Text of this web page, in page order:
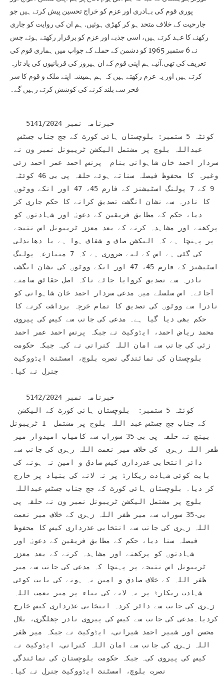
پوری قوم کی بہادری اور عزم کو خراج تحسین پیش کرتے ہیں جو
جارحیت کے خلاف متحد ہو کر کھڑی ہوئیں. ہم ان کی روایت کو جاری
رکھنے کا عہد کرتے ہیں، اسی جذبے اور عزم کو برقرار رکھتے ہوئے جس
نے 6 ستمبر 1965 کو دشمن کے حملے کے جواب میں ہماری قوم کی
تعریف کی تھی.آئیے ہم اپنی قوم کے ان ہیروز کی قربانیوں کی یاد تازہ
کرتے ہیں اور یہ عزم رکھتے ہیں کہ ہم ہمیشہ اپنے ملک و قوم کا سر
فخر سے بلند کرنے کی کوشش کرتے رہیں گے۔
سردار احمد خان شاہوانی بنام  پرنس احمد عمر احمد زئی
پر پہنچا ہے کہ الیکشن صاف و شفاف ہوا ہے یا دھاندلی
کی گئی ہے اس کے لیے ضروری ہے کہ 7 متنازعہ پولنگ
جنرل نے کیا۔
ٹریبونل I کے جناب جج جسٹس عبد اللہ بلوچ پر مشتمل
دائر انتخابی عذرداری کیس صادق و امین نہ ہونے کی
بلوچ پر مشتمل الیکشن ٹریبونل نمبر ون نے حلقہ پی
ظفر اللہ کے خلاف صادق و امین نہ ہونے کی بابت کوئی
کیس کی پیروی کی۔ جبکہ حکومت بلوچستان کی نمائندگی
نصرت بلوچ، اسسٹنٹ ایڈووکیٹ جنرل نے کیا۔